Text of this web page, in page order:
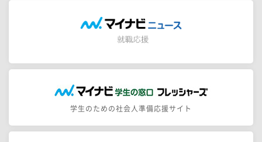
学生のための社会人準備応援サイト